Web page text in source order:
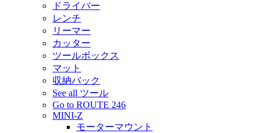
ドライバー
レンチ
リーマー
カッター
ツールボックス
マット
収納バック
See all ツール
Go to ROUTE 246
MINI-Z
モーターマウント